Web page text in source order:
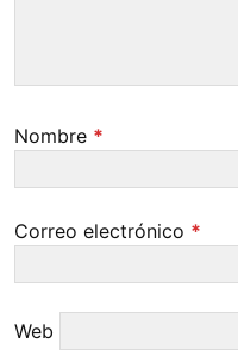
Nombre *
Correo electrónico *
Web